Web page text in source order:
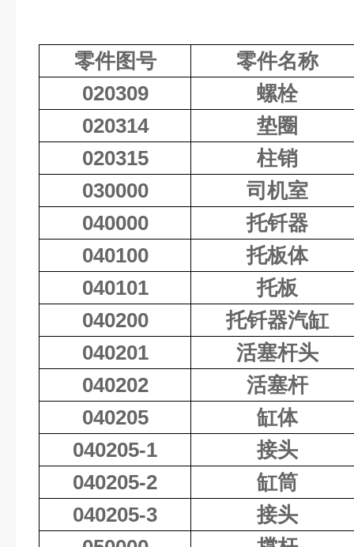
零件图号
零件名称
020309
螺栓
020314
垫圈
020315
柱销
030000
司机室
040000
托钎器
040100
托板体
040101
托板
040200
托钎器汽缸
040201
活塞杆头
040202
活塞杆
040205
缸体
040205-1
接头
040205-2
缸筒
040205-3
接头